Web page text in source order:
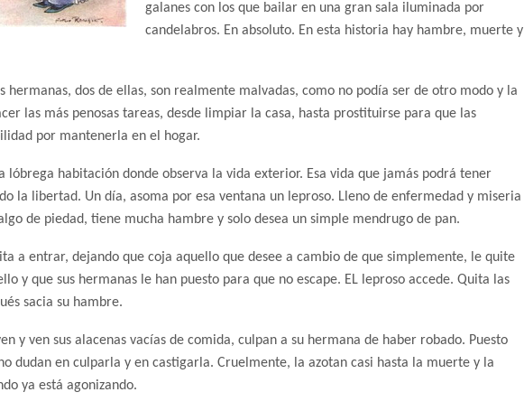
galanes con los que bailar en una gran sala iluminada por
candelabros. En absoluto. En esta historia hay hambre, muerte y
hermanas, dos de ellas, son realmente malvadas, como no podía ser de otro modo y la
las más penosas tareas, desde limpiar la casa, hasta prostituirse para que las
por mantenerla en el hogar.
lóbrega habitación donde observa la vida exterior. Esa vida que jamás podrá tener
la libertad. Un día, asoma por esa ventana un leproso. Lleno de enfermedad y miseria
de piedad, tiene mucha hambre y solo desea un simple mendrugo de pan.
a entrar, dejando que coja aquello que desee a cambio de que simplemente, le quite
y que sus hermanas le han puesto para que no escape. EL leproso accede. Quita las
sacia su hambre.
y ven sus alacenas vacías de comida, culpan a su hermana de haber robado. Puesto
dudan en culparla y en castigarla. Cruelmente, la azotan casi hasta la muerte y la
ya está agonizando.